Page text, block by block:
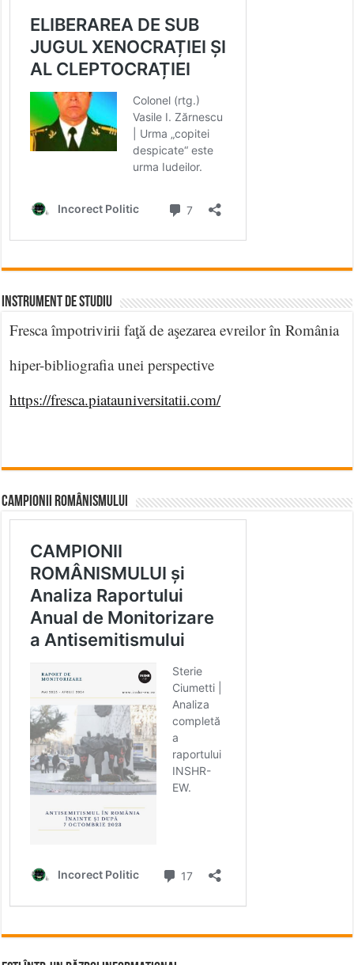
INSTRUMENT DE STUDIU
Fresca împotrivirii faţă de aşezarea evreilor în România
hiper-bibliografia unei perspective
https://fresca.piatauniversitatii.com/
CAMPIONII ROMÂNISMULUI